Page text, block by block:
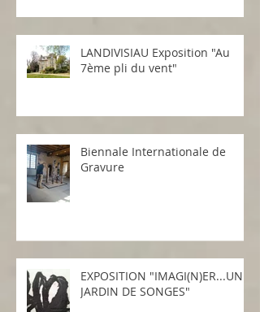
LANDIVISIAU Exposition "Au
7ème pli du vent"
Biennale Internationale de
Gravure
EXPOSITION "IMAGI(N)ER...UN
JARDIN DE SONGES"